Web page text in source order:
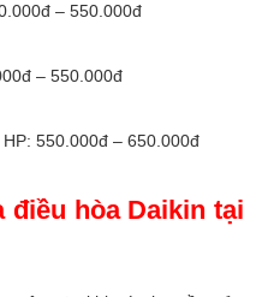
– 550.000đ
– 550.000đ
550.000đ – 650.000đ
hòa Daikin tại